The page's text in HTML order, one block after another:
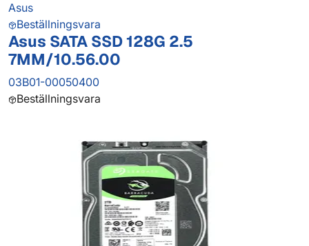
Asus
Beställningsvara
Asus SATA SSD 128G 2.5
7MM/10.56.00
03B01-00050400
Beställningsvara